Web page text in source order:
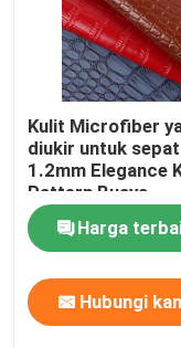
Kulit Microfiber
diukir untuk
1.2mm Elegance
Pattern Buaya
Harga
Hubungi